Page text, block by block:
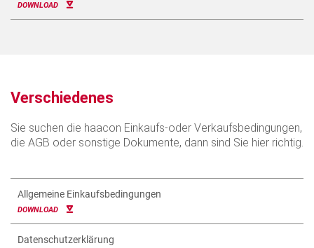
DOWNLOAD
Verschiedenes
Sie suchen die haacon Einkaufs-oder Verkaufsbedingungen,
die AGB oder sonstige Dokumente, dann sind Sie hier richtig.
Allgemeine Einkaufsbedingungen
DOWNLOAD
Datenschutzerklärung